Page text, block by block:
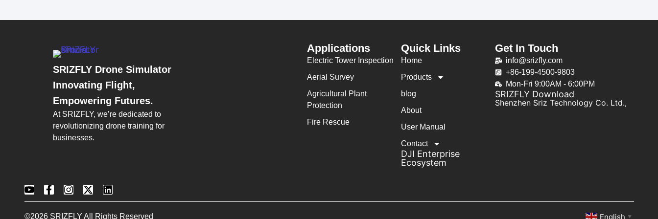
SRIZFLY Drone Simulator
Innovating Flight,
Empowering Futures.
At SRIZFLY, we’re dedicated to
revolutionizing drone training for
businesses.
Applications
Electric Tower Inspection
Aerial Survey
Agricultural Plant
Protection
Fire Rescue
Quick Links
Home
Products
blog
About
User Manual
Contact
DJI Enterprise
Ecosystem
Get In Touch
info@srizfly.com
+86-199-4500-9803
Mon-Fri 9:00AM - 6:00PM
SRIZFLY Download
Shenzhen Sriz Technology Co. Ltd.,
©2026 SRIZFLY All Rights Reserved English ▼